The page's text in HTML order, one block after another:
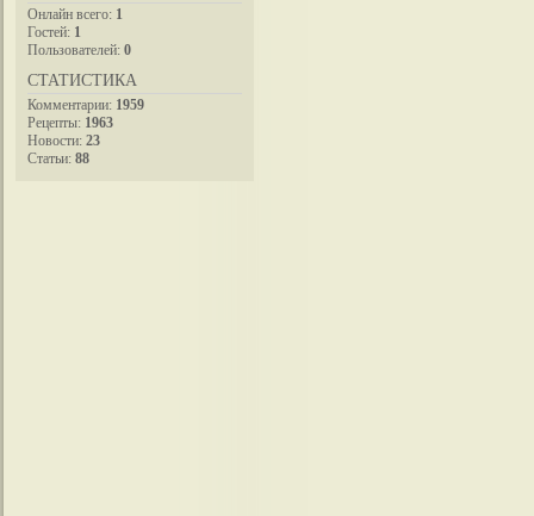
Онлайн всего: 1
Гостей: 1
Пользователей: 0
СТАТИСТИКА
Комментарии: 1959
Рецепты: 1963
Новости: 23
Статьи: 88